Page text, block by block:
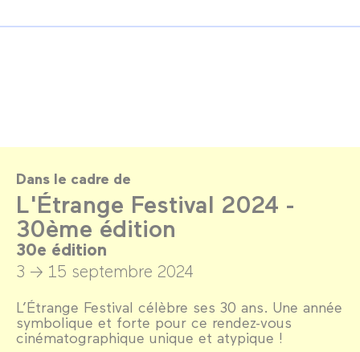
Dans le cadre de
L'Étrange Festival 2024 -
30ème édition
30e édition
3 → 15 septembre 2024
L’Étrange Festival célèbre ses 30 ans. Une année
symbolique et forte pour ce rendez-vous
cinématographique unique et atypique !